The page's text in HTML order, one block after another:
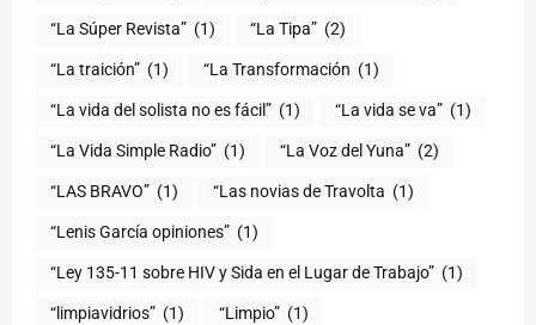
“La Súper Revista” (1) “La Tipa” (2)
“La traición” (1) “La Transformación (1)
“La vida del solista no es fácil” (1) “La vida se va” (1)
“La Vida Simple Radio” (1) “La Voz del Yuna” (2)
“LAS BRAVO” (1) “Las novias de Travolta (1)
“Lenis García opiniones” (1)
“Ley 135-11 sobre HIV y Sida en el Lugar de Trabajo” (1)
“limpiavidrios” (1) “Limpio” (1)